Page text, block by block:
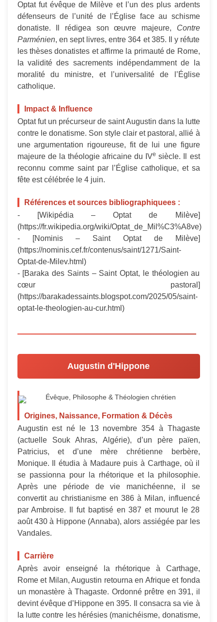
Optat fut évêque de Milève et l’un des plus ardents
défenseurs de l’unité de l’Église face au schisme
donatiste. Il rédigea son œuvre majeure, Contre
Parménien, en sept livres, entre 364 et 385. Il y réfute
les thèses donatistes et affirme la primauté de Rome,
la validité des sacrements indépendamment de la
moralité du ministre, et l’universalité de l’Église
catholique.
Impact & Influence
Optat fut un précurseur de saint Augustin dans la lutte
contre le donatisme. Son style clair et pastoral, allié à
une argumentation rigoureuse, fit de lui une figure
majeure de la théologie africaine du IVe siècle. Il est
reconnu comme saint par l’Église catholique, et sa
fête est célébrée le 4 juin.
Références et sources bibliographiquees :
- [Wikipédia – Optat de Milève]
(https://fr.wikipedia.org/wiki/Optat_de_Mil%C3%A8ve)
- [Nominis – Saint Optat de Milève]
(https://nominis.cef.fr/contenus/saint/1271/Saint-
Optat-de-Milev.html)
- [Baraka des Saints – Saint Optat, le théologien au
cœur pastoral]
(https://barakadessaints.blogspot.com/2025/05/saint-
optat-le-theologien-au-cur.html)
Augustin d'Hippone
Évêque, Philosophe & Théologien chrétien
Origines, Naissance, Formation & Décès
Augustin est né le 13 novembre 354 à Thagaste
(actuelle Souk Ahras, Algérie), d’un père païen,
Patricius, et d’une mère chrétienne berbère,
Monique. Il étudia à Madaure puis à Carthage, où il
se passionna pour la rhétorique et la philosophie.
Après une période de vie manichéenne, il se
convertit au christianisme en 386 à Milan, influencé
par Ambroise. Il fut baptisé en 387 et mourut le 28
août 430 à Hippone (Annaba), alors assiégée par les
Vandales.
Carrière
Après avoir enseigné la rhétorique à Carthage,
Rome et Milan, Augustin retourna en Afrique et fonda
un monastère à Thagaste. Ordonné prêtre en 391, il
devint évêque d’Hippone en 395. Il consacra sa vie à
la lutte contre les hérésies (manichéisme, donatisme,